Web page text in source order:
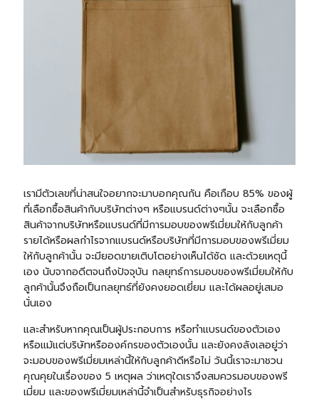
เรามีตัวเลขที่น่าสนใจอยากจะมาบอกคุณกัน คือเกือบ 85% ของผู้
ที่เลือกซื้อสินค้ากับบริษัทต่างๆ หรือแบรนด์ต่างๆนั้น จะเลือกซื้อ
สินค้าจากบริษัทหรือแบรนด์ที่มีการมอบของพรีเมี่ยมให้กับลูกค้า
รายได้หรือผลกำไรจากแบรนด์หรือบริษัทที่มีการมอบของพรีเมี่ยม
ให้กับลูกค้านั้น จะมียอดขายเติบโตอย่างเห็นได้ชัด และด้วยเหตุนี้
เอง นับจากอดีตจนถึงปัจจุบัน กลยุทธ์การมอบของพรีเมี่ยมให้กับ
ลูกค้านั้นจึงถือเป็นกลยุทธ์ที่ยังคงยอดเยี่ยม และได้ผลอยู่เสมอ
นั่นเอง
และสำหรับหากคุณเป็นผู้ประกอบการ หรือทำแบรนด์ของตัวเอง
หรือแม้แต่บริษัทหรือองค์กรของตัวเองนั้น และยังคงลังเลอยู่ว่า
จะมอบของพรีเมี่ยมเหล่านี้ให้กับลูกค้าดีหรือไม่ วันนี้เราจะมาชวน
คุณคุยในเรื่องของ 5 เหตุผล ว่าเหตุใดเราจึงสมควรมอบของพรี
เมี่ยม และของพรีเมี่ยมเหล่านี้จำเป็นสำหรับธุรกิจอย่างไร